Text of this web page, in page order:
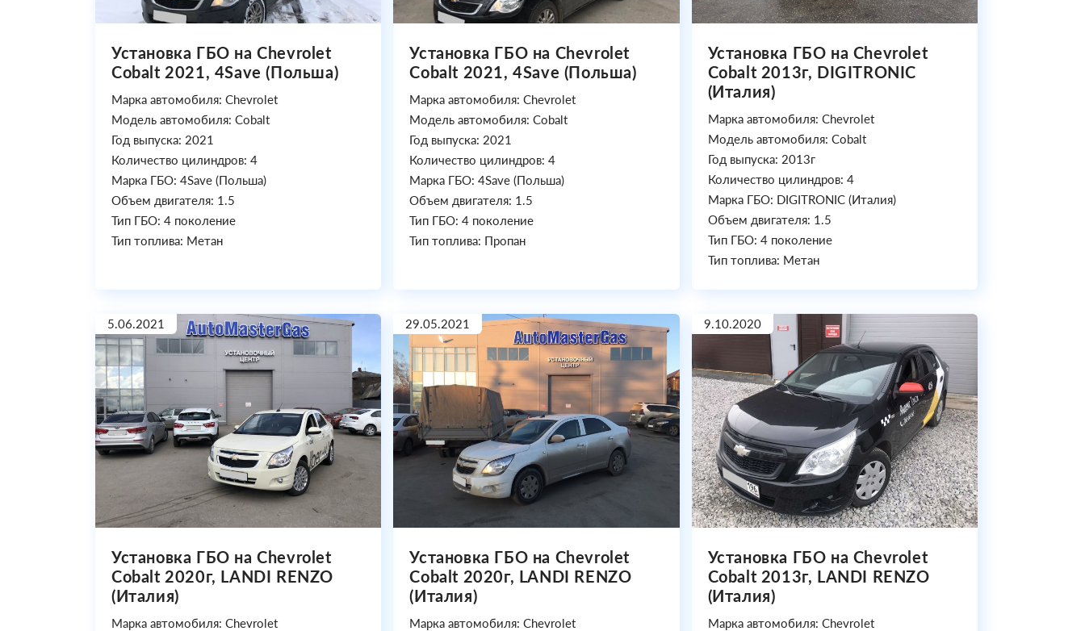
Установка ГБО на Chevrolet
Cobalt 2021, 4Save (Польша)
Марка автомобиля: Chevrolet
Модель автомобиля: Cobalt
Год выпуска: 2021
Количество цилиндров: 4
Марка ГБО: 4Save (Польша)
Объем двигателя: 1.5
Тип ГБО: 4 поколение
Тип топлива: Метан
Установка ГБО на Chevrolet
Cobalt 2021, 4Save (Польша)
Марка автомобиля: Chevrolet
Модель автомобиля: Cobalt
Год выпуска: 2021
Количество цилиндров: 4
Марка ГБО: 4Save (Польша)
Объем двигателя: 1.5
Тип ГБО: 4 поколение
Тип топлива: Пропан
Установка ГБО на Chevrolet
Cobalt 2013г, DIGITRONIC
(Италия)
Марка автомобиля: Chevrolet
Модель автомобиля: Cobalt
Год выпуска: 2013г
Количество цилиндров: 4
Марка ГБО: DIGITRONIC (Италия)
Объем двигателя: 1.5
Тип ГБО: 4 поколение
Тип топлива: Метан
5.06.2021
Установка ГБО на Chevrolet
Cobalt 2020г, LANDI RENZO
(Италия)
Марка автомобиля: Chevrolet
29.05.2021
Установка ГБО на Chevrolet
Cobalt 2020г, LANDI RENZO
(Италия)
Марка автомобиля: Chevrolet
9.10.2020
Установка ГБО на Chevrolet
Cobalt 2013г, LANDI RENZO
(Италия)
Марка автомобиля: Chevrolet